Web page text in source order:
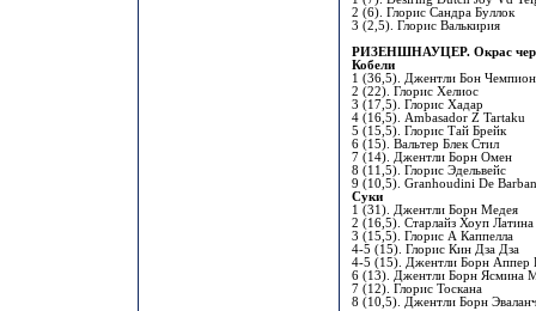
2 (6). Глорис Сандра Буллок
3 (2,5). Глорис Валькирия
РИЗЕНШНАУЦЕР. Окрас
Кобели
1 (36,5). Джентли Бон Чемпион
2 (22). Глорис Хелиос
3 (17,5). Глорис Хадар
4 (16,5). Ambasador Z Tartaku
5 (15,5). Глорис Тай Брейк
6 (15). Вальтер Блек Стил
7 (14). Джентли Борн Омен
8 (11,5). Глорис Эдельвейс
9 (10,5). Granhoudini De
Суки
1 (31). Джентли Борн Медея
2 (16,5). Старлайз Хоуп Латина
3 (15,5). Глорис А Каппелла
4-5 (15). Глорис Кин Дза Дза
4-5 (15). Джентли Борн Аппер
6 (13). Джентли Борн Ясмина
7 (12). Глорис Тоскана
8 (10,5). Джентли Борн